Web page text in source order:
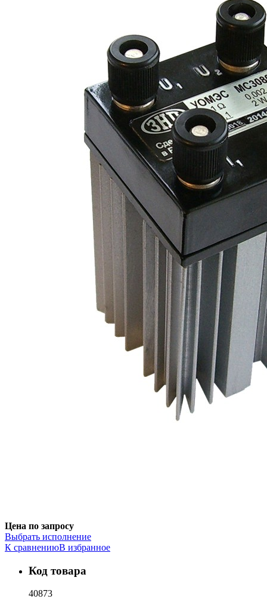
Цена по запросу
Выбрать исполнение
К сравнениюВ избранное
Код товара
40873